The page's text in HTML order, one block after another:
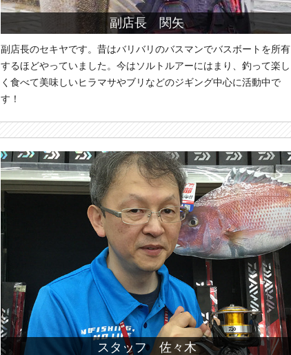
副店長 関矢
副店長のセキヤです。昔はバリバリのバスマンでバスボートを所有
するほどやっていました。今はソルトルアーにはまり、釣って楽し
く食べて美味しいヒラマサやブリなどのジギング中心に活動中で
す！
スタッフ 佐々木